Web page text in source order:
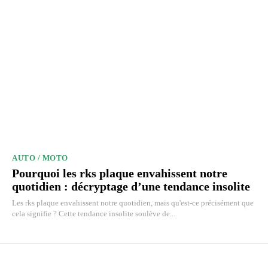
AUTO / MOTO
Pourquoi les rks plaque envahissent notre
quotidien : décryptage d’une tendance insolite
Les rks plaque envahissent notre quotidien, mais qu'est-ce précisément que
cela signifie ? Cette tendance insolite soulève de...